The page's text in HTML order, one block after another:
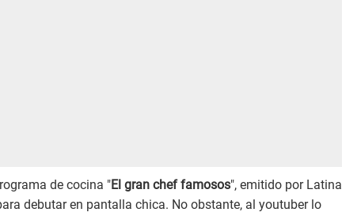
de cocina "El gran chef famosos", emitido por Latina
debutar en pantalla chica. No obstante, al youtuber lo